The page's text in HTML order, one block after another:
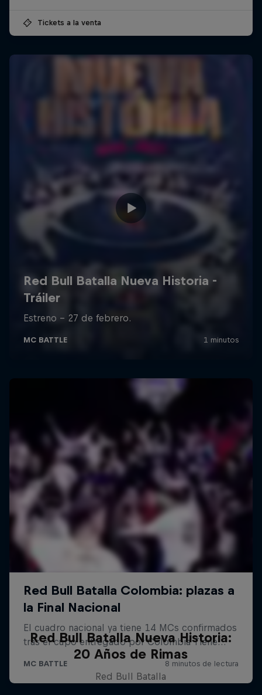
Tickets a la venta
Red Bull Batalla Nueva Historia:
20 Años de Rimas
Red Bull Batalla